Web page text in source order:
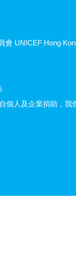
會 UNICEF Hong
個人及企業捐助，我